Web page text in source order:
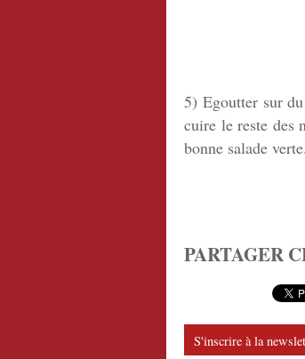
5)Egoutter sur
cuire le reste des
bonne salade
PARTAGER
S'inscrire à la